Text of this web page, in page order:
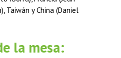
Taiwán y China (Daniel
la mesa: